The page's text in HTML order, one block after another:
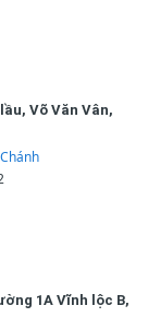
Võ Văn Vân,
Võ Văn Vân, Vĩnh Lộc
1A Vĩnh lộc B,